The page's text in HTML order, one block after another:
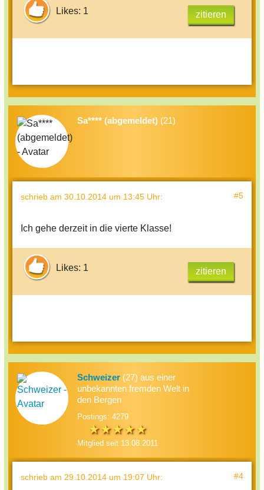
Likes: 1 zitieren
Sa**** (abgemeldet) (21)
schrieb am 30.10.2014 um 13:45 Uhr: #5
Ich gehe derzeit in die vierte Klasse!
Likes: 1 zitieren
Schweizer (27) aus einer
unbekannten fremden Welt in
den Bergen
Postings: 4279
Mitglied seit 13.08.2011
schrieb am 29.10.2014 um 19:07 Uhr: #4